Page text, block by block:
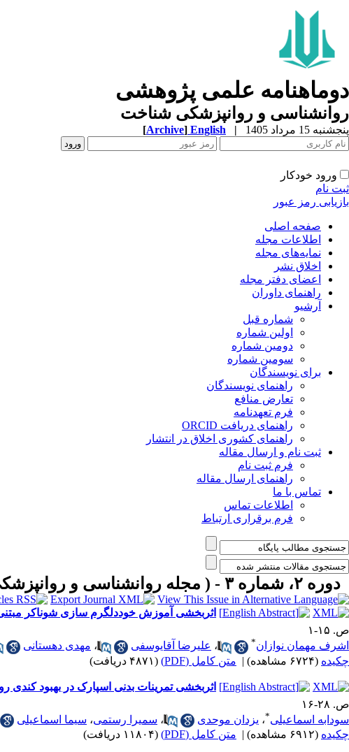
دوماهنامه علمی پژوهشی
روانشناسی و روانپزشکی شناخت
پنجشنبه 15 مرداد 1405 |
English
[Archive]
ورود خودکار
ثبت نام
بازیابی رمز عبور
صفحه اصلی
اطلاعات مجله
نمایه‌های مجله
اخلاق نشر
اعضای دفتر مجله
راهنمای داوران
آرشیو
شماره قبل
اولین شماره
دومین شماره
سومین شماره
برای نویسندگان
راهنمای نویسندگان
تعارض منافع
فرم تعهدنامه
راهنمای دریافت ORCID
راهنمای کشوری اخلاق در انتشار
ثبت نام و ارسال مقاله
فرم ثبت نام
راهنمای ارسال مقاله
تماس با ما
اطلاعات تماس
فرم برقراری ارتباط
دوره ۲، شماره ۳ - ( مجله روانشناسی و روانپزشکی شناخت ۱۳۹۴ )
اثربخشی آموزش خوددلگرم سازی شوناکر
ص. ۱۵-۱
اشرف مهمان نوازان* ، علیرضا آقایوسفی ، مهدی دهستانی
چکیده (۶۷۲۴ مشاهده) | متن کامل (PDF) (۴۸۷۱ دریافت)
اثربخشی تمرینات بدنی اسپارک در بهبود کندی
ص. ۲۸-۱۶
سودابه اسماعیلی*، یزدان موحدی ، سمیرا رستمی، سیما اسماعیلی
چکیده (۶۹۱۲ مشاهده) | متن کامل (PDF) (۱۱۸۰۴ دریافت)